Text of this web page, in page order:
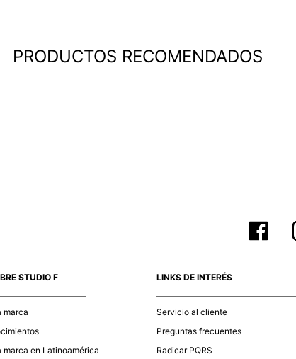
análisis
tu
PRODUCTOS RECOMENDADOS
STUDIO F
marca
marca en Latinoamérica
LINKS DE INTERÉS
Servicio al cliente
Preguntas frecuentes
Radicar PQRS